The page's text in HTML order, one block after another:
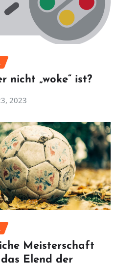
nicht „woke“ ist?
2023
Meisterschaft
das Elend der